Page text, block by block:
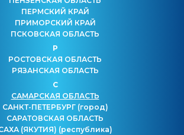
ПЕРМСКИЙ КРАЙ
ПРИМОРСКИЙ КРАЙ
ПСКОВСКАЯ ОБЛАСТЬ
Р
РОСТОВСКАЯ ОБЛАСТЬ
РЯЗАНСКАЯ ОБЛАСТЬ
С
САМАРСКАЯ ОБЛАСТЬ
САНКТ-ПЕТЕРБУРГ (город)
САРАТОВСКАЯ ОБЛАСТЬ
(ЯКУТИЯ) (республика)